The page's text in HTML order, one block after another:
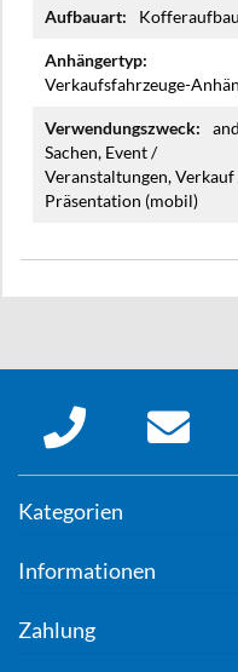
Kofferaufbau
Verkaufsfahrzeuge-
Sachen, Event /
Veranstaltungen, Verkauf
Präsentation (mobil)
Kategorien
Informationen
Zahlung